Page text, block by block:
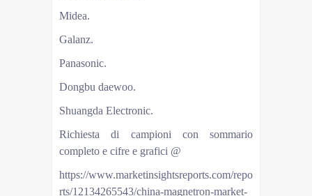
Midea.
Galanz.
Panasonic.
Dongbu daewoo.
Shuangda Electronic.
Richiesta di campioni con sommario
completo e cifre e grafici @
https://www.marketinsightsreports.com/repo
rts/12134265543/china-magnetron-market-